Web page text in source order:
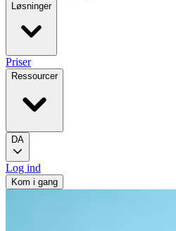
Løsninger
Priser
Ressourcer
DA
Log ind
Kom i gang